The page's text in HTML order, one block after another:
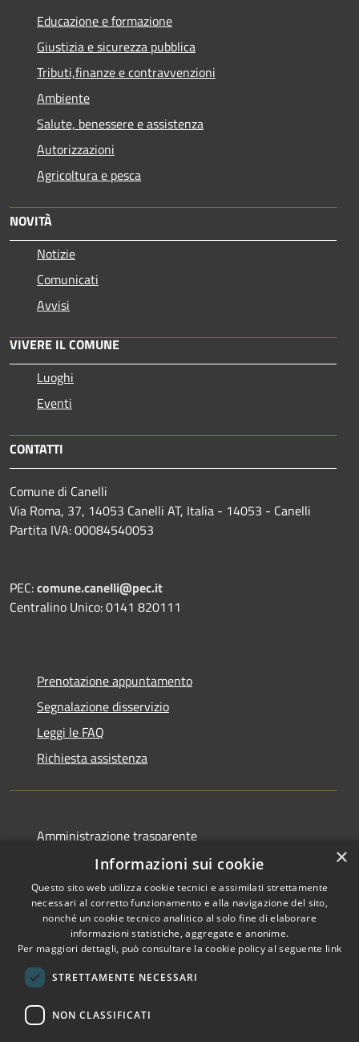
Educazione e formazione
Giustizia e sicurezza pubblica
Tributi,finanze e contravvenzioni
Ambiente
Salute, benessere e assistenza
Autorizzazioni
Agricoltura e pesca
NOVITÀ
Notizie
Comunicati
Avvisi
VIVERE IL COMUNE
Luoghi
Eventi
CONTATTI
Comune di Canelli
Via Roma, 37, 14053 Canelli AT, Italia - 14053 - Canelli
Partita IVA: 00084540053
PEC:comune.canelli@pec.it
Centralino Unico: 0141 820111
Prenotazione appuntamento
Segnalazione disservizio
Leggi le FAQ
Richiesta assistenza
Amministrazione trasparente
Albo pretorio
Informativa privacy
Note legali
Dichiarazione di accessibilità
RSS
×
Informazioni sui cookie
Questo sito web utilizza cookie tecnici e assimilati strettamente
necessari al corretto funzionamento e alla navigazione del sito,
nonché un cookie tecnico analitico al solo fine di elaborare
informazioni statistiche, aggregate e anonime.
Per maggiori dettagli, può consultare la cookie policy al seguente link
STRETTAMENTE NECESSARI
NON CLASSIFICATI